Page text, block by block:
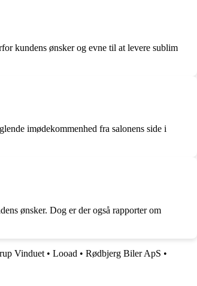
kundens ønsker og evne til at levere sublim
imødekommenhed fra salonens side i
ønsker. Dog er der også rapporter om
Vinduet • Looad • Rødbjerg Biler ApS •